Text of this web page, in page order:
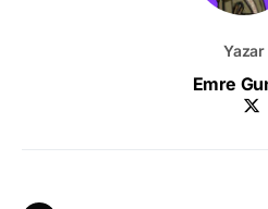
Yazar
Emre